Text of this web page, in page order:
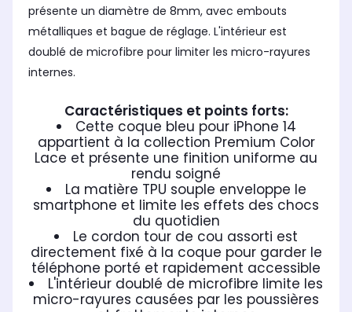
présente un diamètre de 8mm, avec embouts
métalliques et bague de réglage. L'intérieur est
doublé de microfibre pour limiter les micro-rayures
internes.
Caractéristiques et points forts:
Cette coque bleu pour iPhone 14
appartient à la collection Premium Color
Lace et présente une finition uniforme au
rendu soigné
La matière TPU souple enveloppe le
smartphone et limite les effets des chocs
du quotidien
Le cordon tour de cou assorti est
directement fixé à la coque pour garder le
téléphone porté et rapidement accessible
L'intérieur doublé de microfibre limite les
micro-rayures causées par les poussières